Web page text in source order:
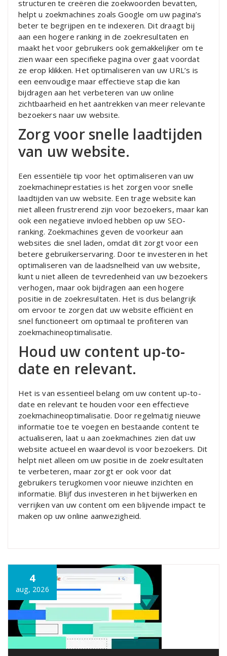
structuren te creëren die zoekwoorden bevatten,
helpt u zoekmachines zoals Google om uw pagina’s
beter te begrijpen en te indexeren. Dit draagt bij
aan een hogere ranking in de zoekresultaten en
maakt het voor gebruikers ook gemakkelijker om te
zien waar een specifieke pagina over gaat voordat
ze erop klikken. Het optimaliseren van uw URL’s is
een eenvoudige maar effectieve stap die kan
bijdragen aan het verbeteren van uw online
zichtbaarheid en het aantrekken van meer relevante
bezoekers naar uw website.
Zorg voor snelle laadtijden
van uw website.
Een essentiële tip voor het optimaliseren van uw
zoekmachineprestaties is het zorgen voor snelle
laadtijden van uw website. Een trage website kan
niet alleen frustrerend zijn voor bezoekers, maar kan
ook een negatieve invloed hebben op uw SEO-
ranking. Zoekmachines geven de voorkeur aan
websites die snel laden, omdat dit zorgt voor een
betere gebruikerservaring. Door te investeren in het
optimaliseren van de laadsnelheid van uw website,
kunt u niet alleen de tevredenheid van uw bezoekers
verhogen, maar ook bijdragen aan een hogere
positie in de zoekresultaten. Het is dus belangrijk
om ervoor te zorgen dat uw website efficiënt en
snel functioneert om optimaal te profiteren van
zoekmachineoptimalisatie.
Houd uw content up-to-
date en relevant.
Het is van essentieel belang om uw content up-to-
date en relevant te houden voor een effectieve
zoekmachineoptimalisatie. Door regelmatig nieuwe
informatie toe te voegen en bestaande content te
actualiseren, laat u aan zoekmachines zien dat uw
website actueel en waardevol is voor bezoekers. Dit
helpt niet alleen om uw positie in de zoekresultaten
te verbeteren, maar zorgt er ook voor dat
gebruikers terugkomen voor nieuwe inzichten en
informatie. Blijf dus investeren in het bijwerken en
verrijken van uw content om een blijvende impact te
maken op uw online aanwezigheid.
4
aug, 2026